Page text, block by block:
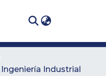
Ingeniería Industrial